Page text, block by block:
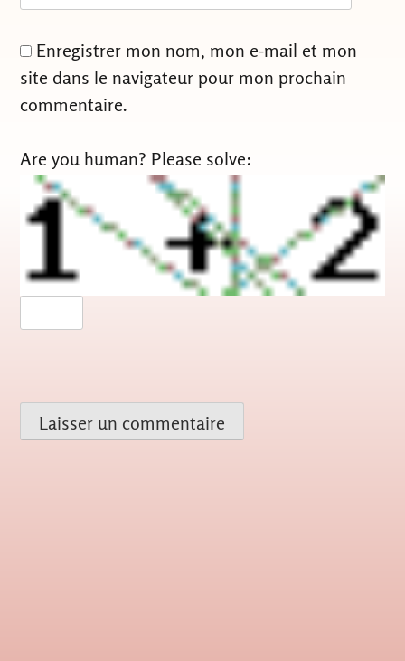
Enregistrer mon nom, mon e-mail et mon
site dans le navigateur pour mon prochain
commentaire.
Are you human? Please solve: